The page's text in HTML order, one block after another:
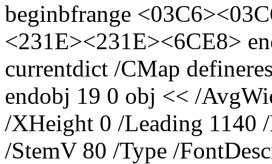
beginbfrange
<231E><231E><6CE8>
currentdict /CMap
endobj 19 0 obj << /
/XHeight 0 /Leading 1140
/StemV 80 /Type /